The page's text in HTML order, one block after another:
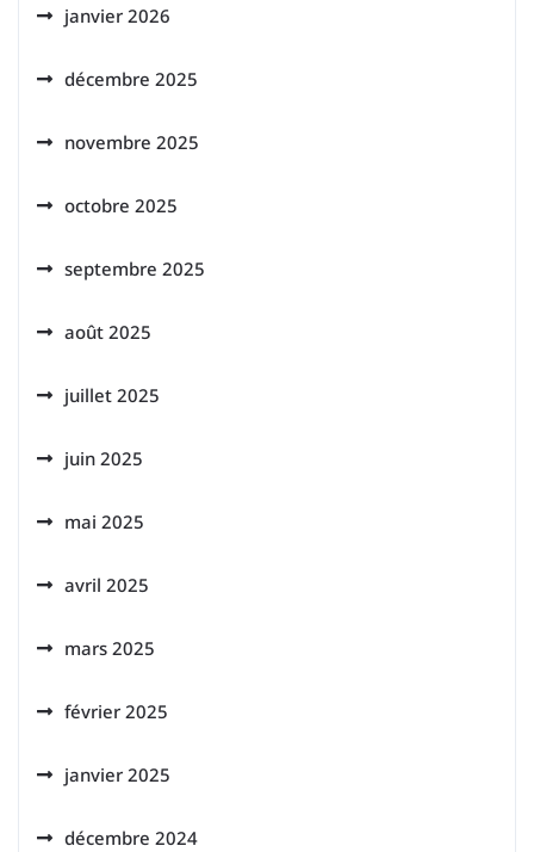
janvier 2026
décembre 2025
novembre 2025
octobre 2025
septembre 2025
août 2025
juillet 2025
juin 2025
mai 2025
avril 2025
mars 2025
février 2025
janvier 2025
décembre 2024